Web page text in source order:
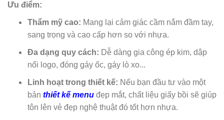
Ưu điểm:
Thẩm mỹ cao: Mang lại cảm giác cầm nắm đầm tay,
sang trọng và cao cấp hơn so với nhựa.
Đa dạng quy cách: Dễ dàng gia công ép kim, dập
nổi logo, đóng gáy ốc, gáy lò xo...
Linh hoạt trong thiết kế: Nếu bạn đầu tư vào một
bản thiết kế menu đẹp mắt, chất liệu giấy bồi sẽ giúp
tôn lên vẻ đẹp nghệ thuật đó tốt hơn nhựa.